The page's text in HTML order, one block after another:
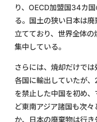
り、OECD加盟国34カ
る。国土の狭い日本は
立てており、世界全体
集中している。
さらには、焼却だけで
各国に輸出していたが
を禁止した中国を初め
ど東南アジア諸国も次
か、日本の廃棄物は行き